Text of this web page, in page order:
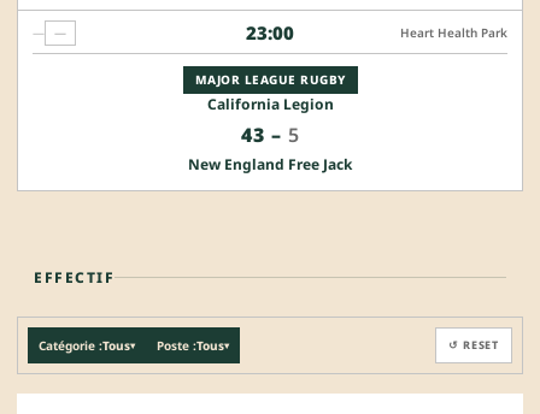
23:00
MAJOR LEAGUE RUGBY
California Legion
43 – 5
New England Free Jack
— — Heart Health Park
EFFECTIF
Catégorie :Tous▾ Poste :Tous▾ ↺ RESET